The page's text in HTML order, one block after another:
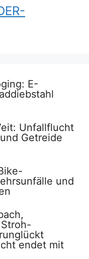
E-
Unfallflucht
Getreide
und
endet mit